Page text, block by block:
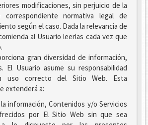
modificaciones, sin perjuicio de la
correspondiente normativa legal de
según el caso. Dada la relevancia de
al Usuario leerlas cada vez que
gran diversidad de información,
El Usuario asume su responsabilidad
uso correcto del Sitio Web. Esta
extenderá a:
información, Contenidos y/o Servicios
por El Sitio Web sin que sea